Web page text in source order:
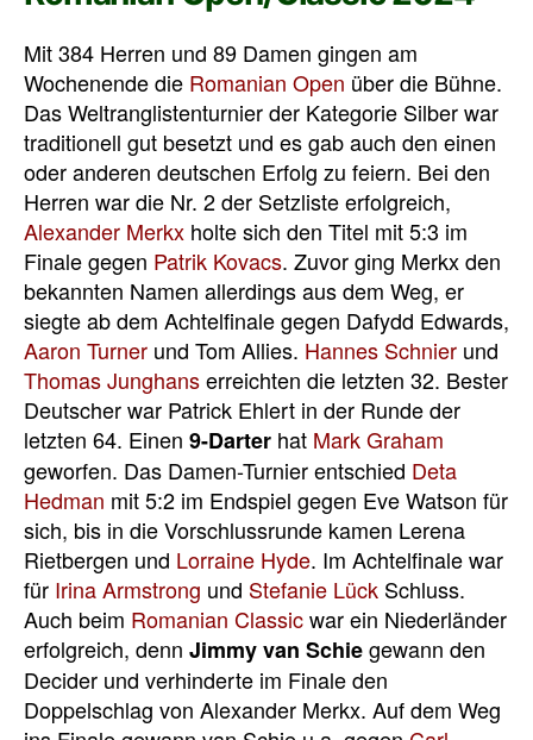
Mit 384 Herren und 89 Damen gingen am
Wochenende die Romanian Open über die Bühne.
Das Weltranglistenturnier der Kategorie Silber war
traditionell gut besetzt und es gab auch den einen
oder anderen deutschen Erfolg zu feiern. Bei den
Herren war die Nr. 2 der Setzliste erfolgreich,
Alexander Merkx holte sich den Titel mit 5:3 im
Finale gegen Patrik Kovacs. Zuvor ging Merkx den
bekannten Namen allerdings aus dem Weg, er
siegte ab dem Achtelfinale gegen Dafydd Edwards,
Aaron Turner und Tom Allies. Hannes Schnier und
Thomas Junghanserreichten die letzten 32. Bester
Deutscher war Patrick Ehlert in der Runde der
letzten 64. Einen 9-Darter hat Mark Graham
geworfen. Das Damen-Turnier entschied Deta
Hedman mit 5:2 im Endspiel gegen Eve Watson für
sich, bis in die Vorschlussrunde kamen Lerena
Rietbergen und Lorraine Hyde. Im Achtelfinale war
für Irina Armstrong und Stefanie Lück Schluss.
Auch beim Romanian Classicwar ein Niederländer
erfolgreich, denn Jimmy van Schiegewann den
Decider und verhinderte im Finale den
Doppelschlag von Alexander Merkx. Auf dem Weg